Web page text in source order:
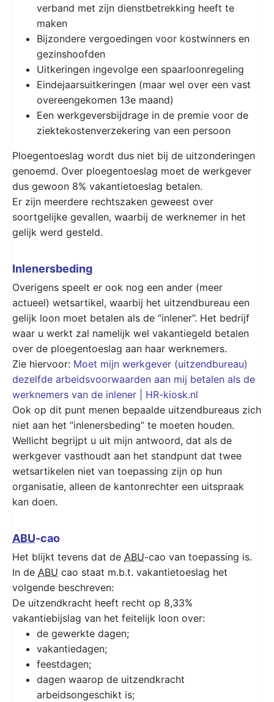
verband met zijn dienstbetrekking heeft te
maken
Bijzondere vergoedingen voor kostwinners en
gezinshoofden
Uitkeringen ingevolge een spaarloonregeling
Eindejaarsuitkeringen (maar wel over een vast
overeengekomen 13e maand)
Een werkgeversbijdrage in de premie voor de
ziektekostenverzekering van een persoon
Ploegentoeslag wordt dus niet bij de uitzonderingen
genoemd. Over ploegentoeslag moet de werkgever
dus gewoon 8% vakantietoeslag betalen.
Er zijn meerdere rechtszaken geweest over
soortgelijke gevallen, waarbij de werknemer in het
gelijk werd gesteld.
Inlenersbeding
Overigens speelt er ook nog een ander (meer
actueel) wetsartikel, waarbij het uitzendbureau een
gelijk loon moet betalen als de “inlener”. Het bedrijf
waar u werkt zal namelijk wel vakantiegeld betalen
over de ploegentoeslag aan haar werknemers.
Zie hiervoor: Moet mijn werkgever (uitzendbureau)
dezelfde arbeidsvoorwaarden aan mij betalen als de
werknemers van de inlener | HR-kiosk.nl
Ook op dit punt menen bepaalde uitzendbureaus zich
niet aan het “inlenersbeding” te moeten houden.
Wellicht begrijpt u uit mijn antwoord, dat als de
werkgever vasthoudt aan het standpunt dat twee
wetsartikelen niet van toepassing zijn op hun
organisatie, alleen de kantonrechter een uitspraak
kan doen.
ABU-cao
Het blijkt tevens dat de ABU-cao van toepassing is.
In de ABU cao staat m.b.t. vakantietoeslag het
volgende beschreven:
De uitzendkracht heeft recht op 8,33%
vakantiebijslag van het feitelijk loon over:
de gewerkte dagen;
vakantiedagen;
feestdagen;
dagen waarop de uitzendkracht
arbeidsongeschikt is;